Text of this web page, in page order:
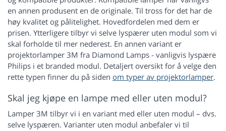
en annen produsent en de originale. Til tross for det har de
høy kvalitet og pålitelighet. Hovedfordelen med dem er
prisen. Ytterligere tilbyr vi selve lyspærer uten modul som vi
skal forholde til mer nederest. En annen variant er
projektorlamper 3M fra Diamond Lamps - vanligvis lyspære
Philips i et branded modul. Detaljert oversikt for å velge den
rette typen finner du på siden om typer av projektorlamper.
Skal jeg kjøpe en lampe med eller uten modul?
Lamper 3M tilbyr vi i en variant med eller uten modul – dvs.
selve lyspæren. Varianter uten modul anbefaler vi til